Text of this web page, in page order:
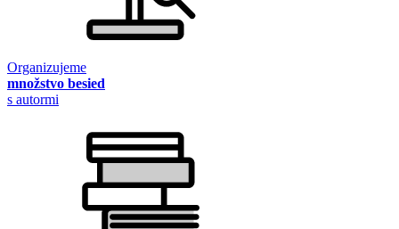
Organizujeme
množstvo besied
s autormi